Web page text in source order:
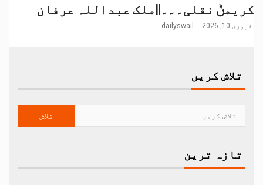
کریمݨ نقلی۔۔۔||ملک عبداللہ عرفان
فروری 10, 2026 dailyswail
تلاش کریں
تازہ ترین